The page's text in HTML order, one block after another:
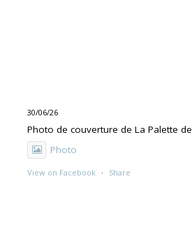
30/06/26
Photo de couverture de La Palette
Photo
View on Facebook · Share